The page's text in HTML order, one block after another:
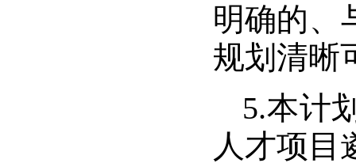
明确的、
规划清晰
5.本计
人才项目